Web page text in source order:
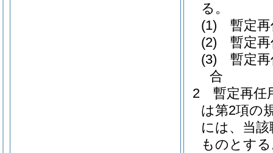
る。
(1)
暫定
(2)
暫定
(3)
暫定
合
2
暫定再任
は第2項の
には、当
ものとす